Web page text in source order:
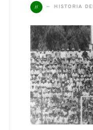
H HISTORIA